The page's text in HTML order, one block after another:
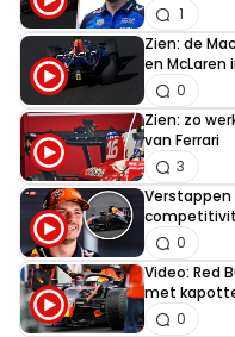
1
Zien: de
en McLaren
0
Zien: zo
van Ferrari
3
0
Video: Red
met
0